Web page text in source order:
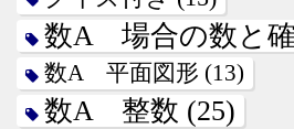
数A 場合の数と
数A 平面図形 (13)
数A 整数 (25)